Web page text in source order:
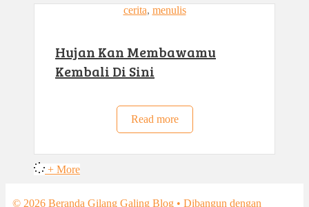
cerita, menulis
Hujan Kan Membawamu
Kembali Di Sini
Read more
+ More
© 2026 Beranda Gilang Galing Blog • Dibangun dengan